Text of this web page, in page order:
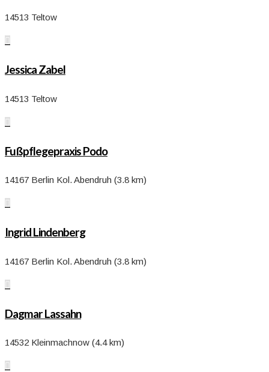
14513 Teltow

Jessica Zabel
14513 Teltow

Fußpflegepraxis Podo
14167 Berlin Kol. Abendruh (3.8 km)

Ingrid Lindenberg
14167 Berlin Kol. Abendruh (3.8 km)

Dagmar Lassahn
14532 Kleinmachnow (4.4 km)
